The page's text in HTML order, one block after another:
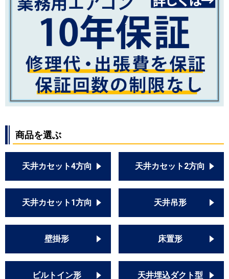
商品を選ぶ
天井カセット4方向 天井カセット2方向
天井カセット1方向 天井吊形
壁掛形 床置形
ビルトイン形 天井埋込ダクト型